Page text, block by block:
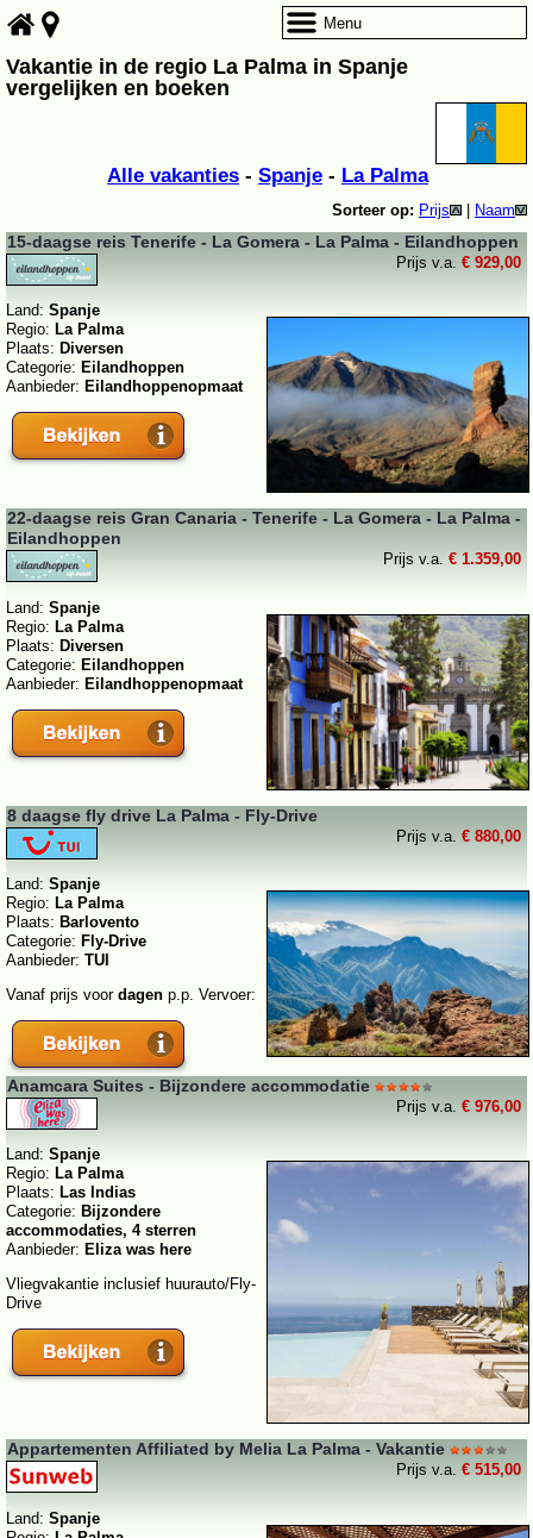
Vakantie in de regio La Palma in Spanje
vergelijken en boeken
Alle vakanties - Spanje - La Palma
Sorteer op: Prijs Naam
15-daagse reis Tenerife - La Gomera - La Palma - Eilandhoppen
Prijs v.a. € 929,00
Land: Spanje
Regio: La Palma
Plaats: Diversen
Categorie: Eilandhoppen
Aanbieder: Eilandhoppenopmaat
22-daagse reis Gran Canaria - Tenerife - La Gomera - La Palma -
Eilandhoppen
Prijs v.a. € 1.359,00
Land: Spanje
Regio: La Palma
Plaats: Diversen
Categorie: Eilandhoppen
Aanbieder: Eilandhoppenopmaat
8 daagse fly drive La Palma - Fly-Drive
Prijs v.a. € 880,00
Land: Spanje
Regio: La Palma
Plaats: Barlovento
Categorie: Fly-Drive
Aanbieder: TUI
Vanaf prijs voor dagen p.p. Vervoer:
Anamcara Suites - Bijzondere accommodatie
Prijs v.a. € 976,00
Land: Spanje
Regio: La Palma
Plaats: Las Indias
Categorie: Bijzondere
accommodaties, 4 sterren
Aanbieder: Eliza was here
Vliegvakantie inclusief huurauto/Fly-
Drive
Appartementen Affiliated by Melia La Palma - Vakantie
Prijs v.a. € 515,00
Land: Spanje
Menu